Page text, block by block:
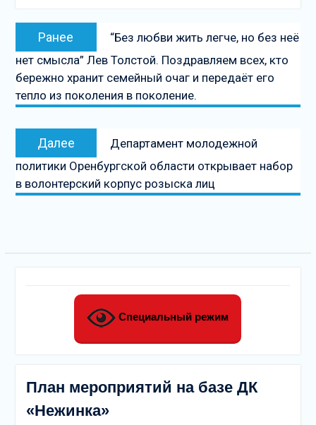
Навигация
записям
Ранее
запись:
“Без любви жить легче, но без неё
нет смысла” Лев Толстой. Поздравляем всех, кто
бережно хранит семейный очаг и передаёт его
тепло из поколения в поколение.
Далее
запись
Департамент молодежной
политики Оренбургской области открывает набор
в волонтерский корпус розыска лиц
Специальный режим
План мероприятий на базе ДК
«Нежинка»